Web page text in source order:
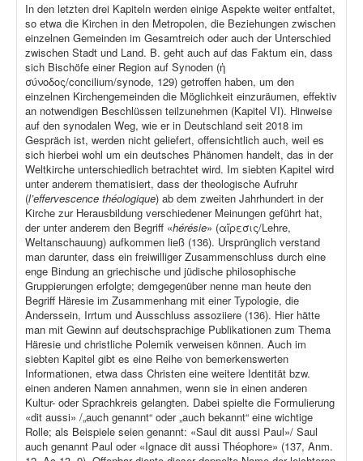
In den letzten drei Kapiteln werden einige Aspekte weiter entfaltet,
so etwa die Kirchen in den Metropolen, die Beziehungen zwischen
einzelnen Gemeinden im Gesamtreich oder auch der Unterschied
zwischen Stadt und Land. B. geht auch auf das Faktum ein, dass
sich Bischöfe einer Region auf Synoden (ἡ
σύνοδος/concilium/synode, 129) getroffen haben, um den
einzelnen Kirchengemeinden die Möglichkeit einzuräumen, effektiv
an notwendigen Beschlüssen teilzunehmen (Kapitel VI). Hinweise
auf den synodalen Weg, wie er in Deutschland seit 2018 im
Gespräch ist, werden nicht geliefert, offensichtlich auch, weil es
sich hierbei wohl um ein deutsches Phänomen handelt, das in der
Weltkirche unterschiedlich betrachtet wird. Im siebten Kapitel wird
unter anderem thematisiert, dass der theologische Aufruhr
(l’effervescence théologique) ab dem zweiten Jahrhundert in der
Kirche zur Herausbildung verschiedener Meinungen geführt hat,
der unter anderem den Begriff «hérésie» (αἵρεσις/Lehre,
Weltanschauung) aufkommen ließ (136). Ursprünglich verstand
man darunter, dass ein freiwilliger Zusammenschluss durch eine
enge Bindung an griechische und jüdische philosophische
Gruppierungen erfolgte; demgegenüber nenne man heute den
Begriff Häresie im Zusammenhang mit einer Typologie, die
Anderssein, Irrtum und Ausschluss assoziiere (136). Hier hätte
man mit Gewinn auf deutschsprachige Publikationen zum Thema
Häresie und christliche Polemik verweisen können. Auch im
siebten Kapitel gibt es eine Reihe von bemerkenswerten
Informationen, etwa dass Christen eine weitere Identität bzw.
einen anderen Namen annahmen, wenn sie in einen anderen
Kultur- oder Sprachkreis gelangten. Dabei spielte die Formulierung
«dit aussi» /„auch genannt“ oder „auch bekannt“ eine wichtige
Rolle; als Beispiele seien genannt: «Saul dit aussi Paul»/ Saul
auch genannt Paul oder «Ignace dit aussi Théophore» (137, Anm.